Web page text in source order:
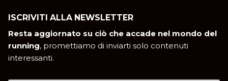
ISCRIVITI ALLA NEWSLETTER
Resta aggiornato su ciò che accade nel mondo del
running, promettiamo di inviarti solo contenuti
interessanti.